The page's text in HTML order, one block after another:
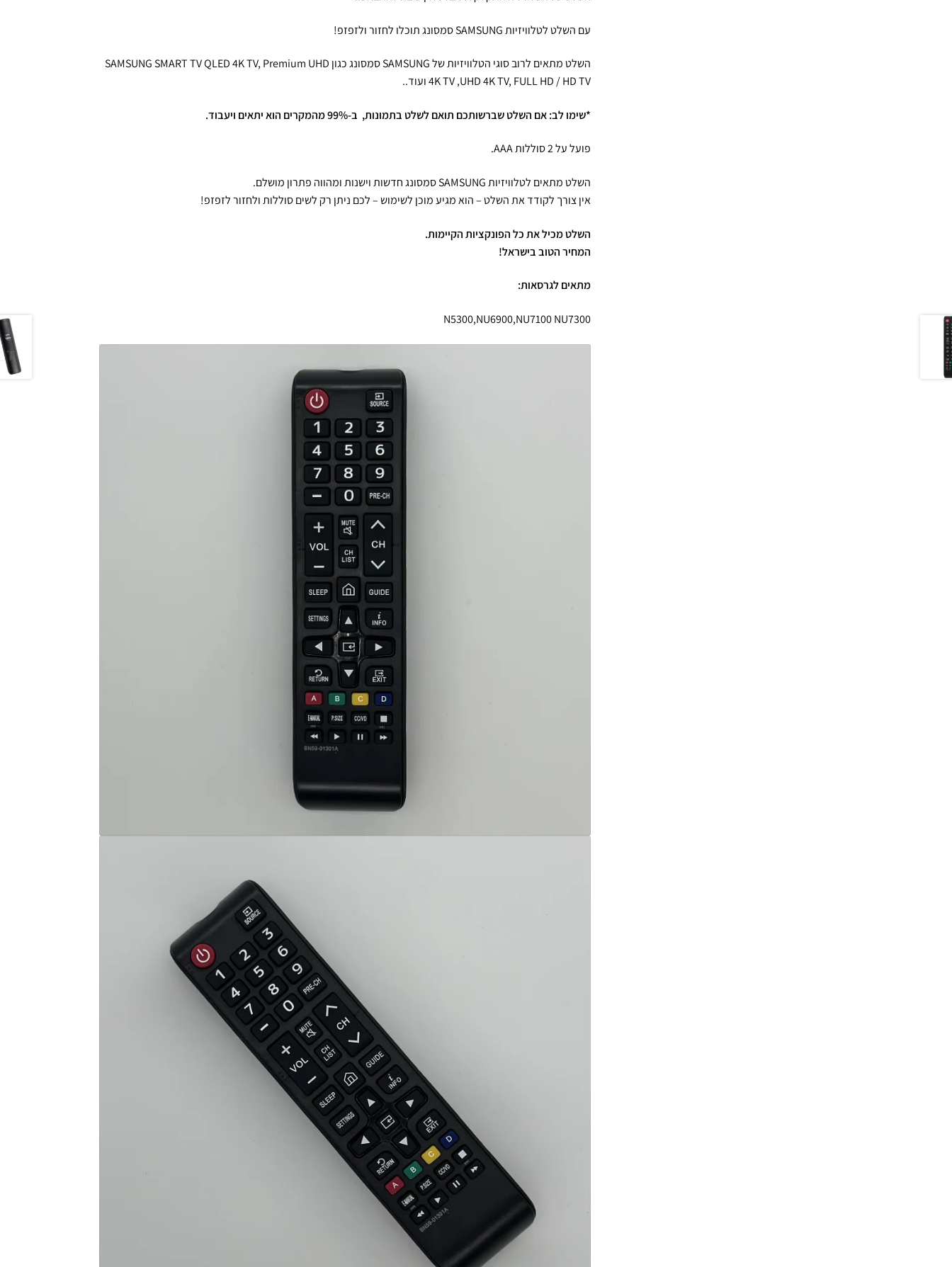
עם השלט לטלוויזיות SAMSUNG סמסונג תוכלו לחזור ולזפזפ!
השלט מתאים לרוב סוגי הטלוויזיות של SAMSUNG סמסונג כגון SAMSUNG SMART TV QLED 4K TV, Premium UHD
4K TV ,UHD 4K TV, FULL HD / HD TV ועוד..
*שימו לב: אם השלט שברשותכם תואם לשלט בתמונות, ב-99% מהמקרים הוא יתאים ויעבוד.
פועל על 2 סוללות AAA.
השלט מתאים לטלוויזיות SAMSUNG סמסונג חדשות וישנות ומהווה פתרון מושלם.
אין צורך לקודד את השלט – הוא מגיע מוכן לשימוש – לכם ניתן רק לשים סוללות ולחזור לזפזפ!
השלט מכיל את כל הפונקציות הקיימות.
המחיר הטוב בישראל!
מתאים לגרסאות:
N5300,NU6900,NU7100 NU7300